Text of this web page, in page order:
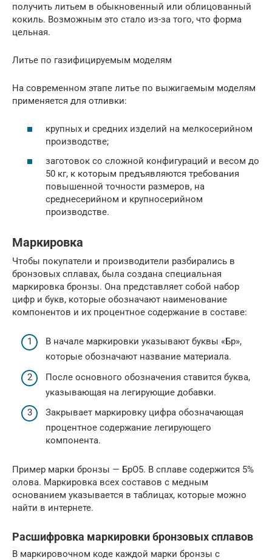
получить литьем в обыкновенный или облицованный
кокиль. Возможным это стало из-за того, что форма
цельная.
Литье по газифицируемым моделям
На современном этапе литье по выжигаемым моделям
применяется для отливки:
крупных и средних изделий на мелкосерийном
производстве;
заготовок со сложной конфигураций и весом до
50 кг, к которым предъявляются требования
повышенной точности размеров, на
среднесерийном и крупносерийном
производстве.
Маркировка
Чтобы покупатели и производители разбирались в
бронзовых сплавах, была создана специальная
маркировка бронзы. Она представляет собой набор
цифр и букв, которые обозначают наименование
компонентов и их процентное содержание в составе:
В начале маркировки указывают буквы «Бр»,
которые обозначают название материала.
После основного обозначения ставится буква,
указывающая на легирующие добавки.
Закрывает маркировку цифра обозначающая
процентное содержание легирующего
компонента.
Пример марки бронзы — БрО5. В сплаве содержится 5%
олова. Маркировка всех составов с медным
основанием указывается в таблицах, которые можно
найти в интернете.
Расшифровка маркировки бронзовых сплавов
В маркировочном коде каждой марки бронзы с